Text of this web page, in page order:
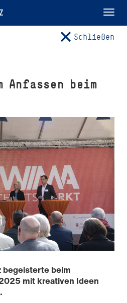
Schließen
Anfassen beim
begeisterte beim
mit kreativen Ideen